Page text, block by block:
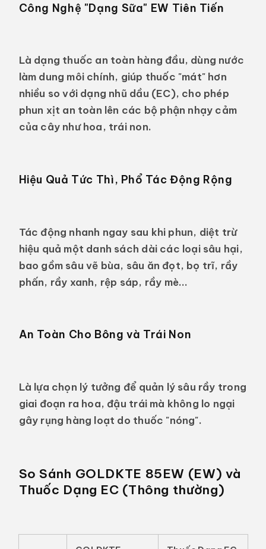
Công Nghệ "Dạng Sữa" EW Tiên Tiến
Là dạng thuốc an toàn hàng đầu, dùng nước
làm dung môi chính, giúp thuốc "mát" hơn
nhiều so với dạng nhũ dầu (EC), cho phép
phun xịt an toàn lên các bộ phận nhạy cảm
của cây như hoa, trái non.
Hiệu Quả Tức Thì, Phổ Tác Động Rộng
Tác động nhanh ngay sau khi phun, diệt trừ
hiệu quả một danh sách dài các loại sâu hại,
bao gồm sâu vẽ bùa, sâu ăn đọt, bọ trĩ, rầy
phấn, rầy xanh, rệp sáp, rầy mè...
An Toàn Cho Bông và Trái Non
Là lựa chọn lý tưởng để quản lý sâu rầy trong
giai đoạn ra hoa, đậu trái mà không lo ngại
gây rụng hàng loạt do thuốc "nóng".
So Sánh GOLDKTE 85EW (EW) và
Thuốc Dạng EC (Thông thường)